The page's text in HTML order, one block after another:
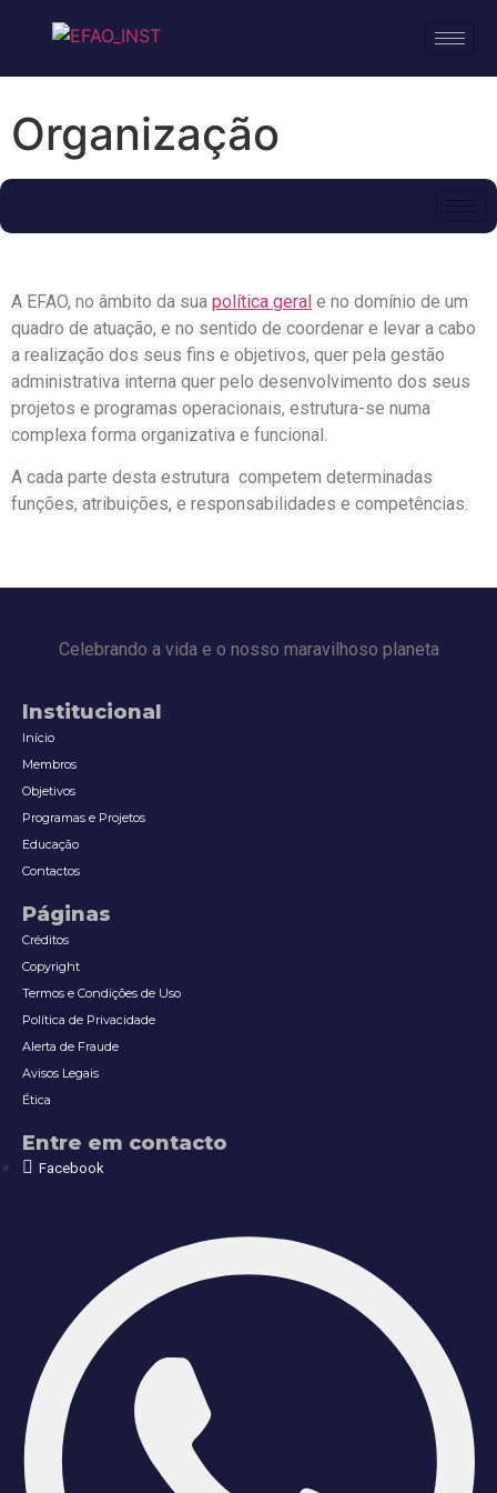
Organização
A EFAO, no âmbito da sua política geral e no domínio de um
quadro de atuação, e no sentido de coordenar e levar a cabo
a realização dos seus fins e objetivos, quer pela gestão
administrativa interna quer pelo desenvolvimento dos seus
projetos e programas operacionais, estrutura-se numa
complexa forma organizativa e funcional.
A cada parte desta estrutura competem determinadas
funções, atribuições, e responsabilidades e competências.
Celebrando a vida e o nosso maravilhoso planeta
Institucional
Início
Membros
Objetivos
Programas e Projetos
Educação
Contactos
Páginas
Créditos
Copyright
Termos e Condições de Uso
Política de Privacidade
Alerta de Fraude
Avisos Legais
Ética
Entre em contacto
Facebook